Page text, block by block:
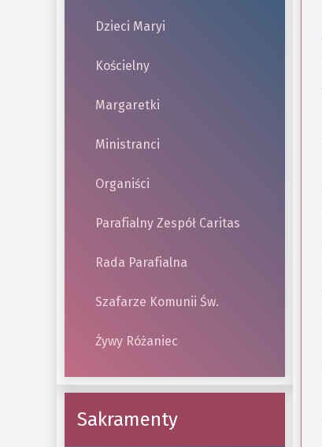
Dzieci Maryi
Kościelny
Margaretki
Ministranci
Organiści
Parafialny Zespół Caritas
Rada Parafialna
Szafarze Komunii Św.
Żywy Różaniec
Sakramenty